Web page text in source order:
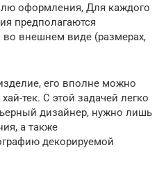
оформления, Для каждого
предполагаются
во внешнем виде (размерах,
его вполне можно
тек. С этой задачей легко
дизайнер, нужно лишь
а также
декорируемой